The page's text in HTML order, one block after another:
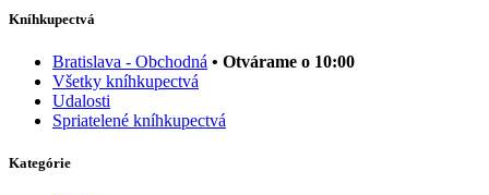
Kníhkupectvá
Bratislava - Obchodná • Otvárame o 10:00
Všetky kníhkupectvá
Udalosti
Spriatelené kníhkupectvá
Kategórie